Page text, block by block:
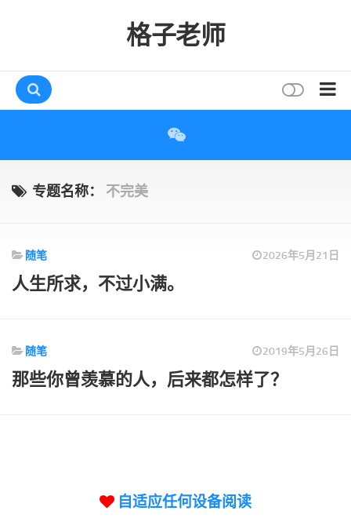
格子老师
互动
标签
论坛
专题名称： 不完美
随笔 2026年5月21日
人生所求，不过小满。
随笔 2019年5月26日
那些你曾羡慕的人，后来都怎样了？
自适应任何设备阅读